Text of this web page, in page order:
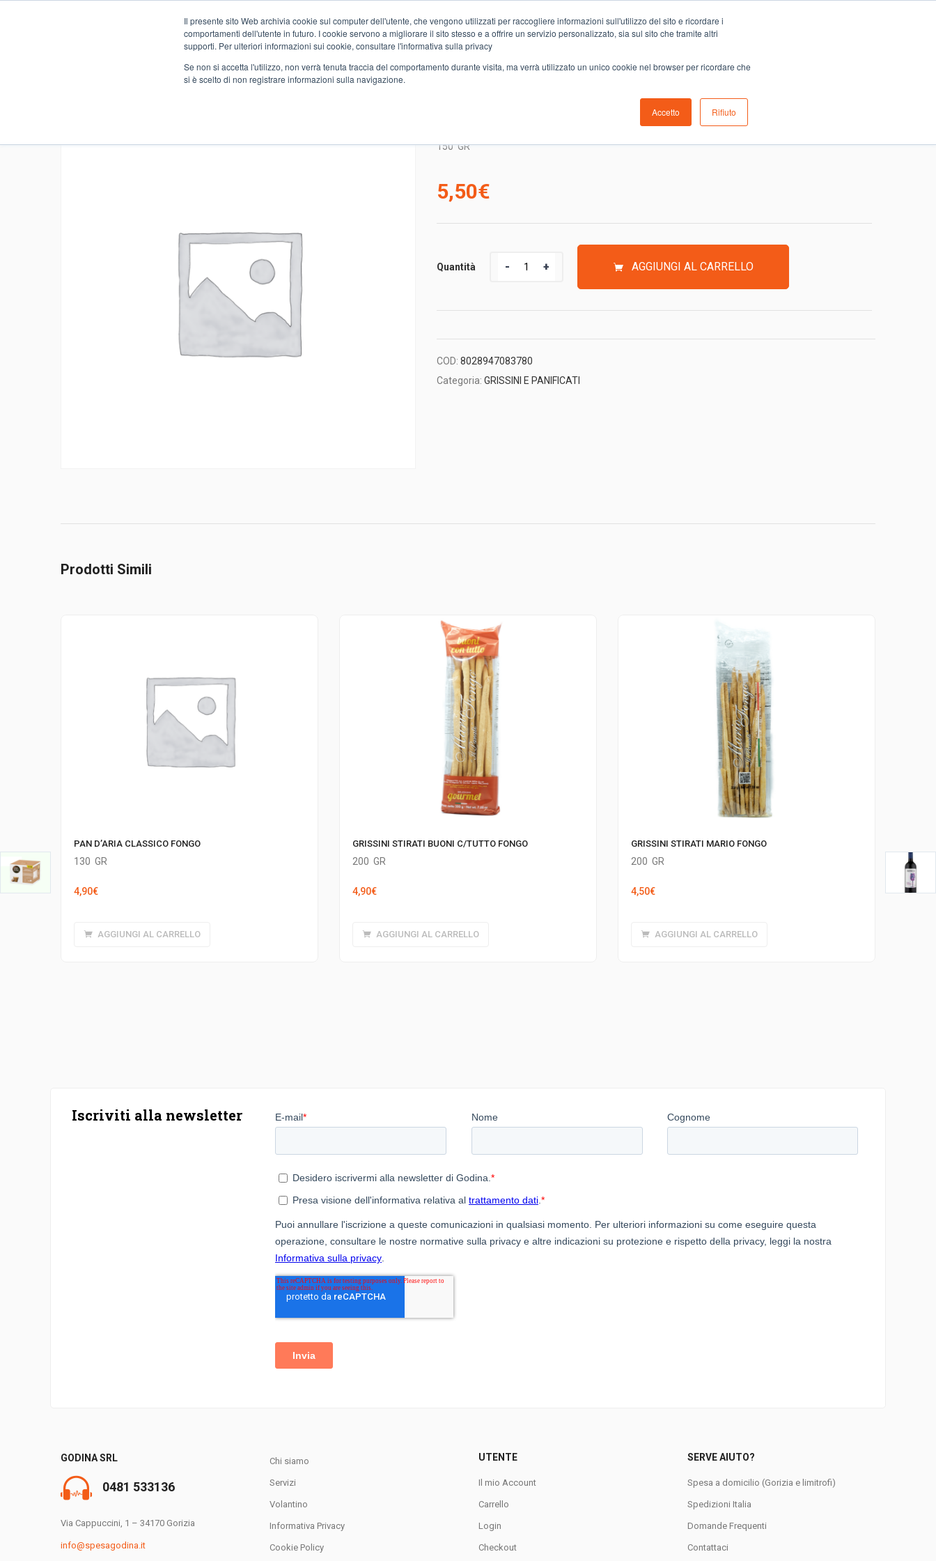
Il presente sito Web archivia cookie sul computer dell'utente, che vengono utilizzati per raccogliere informazioni sull'utilizzo del sito e ricordare i
comportamenti dell'utente in futuro. I cookie servono a migliorare il sito stesso e a offrire un servizio personalizzato, sia sul sito che tramite altri
supporti. Per ulteriori informazioni sui cookie, consultare l'informativa sulla privacy
Se non si accetta l'utilizzo, non verrà tenuta traccia del comportamento durante visita, ma verrà utilizzato un unico cookie nel browser per ricordare che
si è scelto di non registrare informazioni sulla navigazione.
Accetto Rifiuto
Novità Chi siamo Servizi Spesa online Carta Club A&O Volantino Serve aiuto?
GRISSINI E PANIFICATI LINGUE DI SUOCERA CIPOLLA TROPEA FONGO
LINGUE DI SUOCERA CIPOLLA TROPEA FONGO
150 GR
5,50€
Quantità AGGIUNGI AL CARRELLO
COD: 8028947083780
Categoria: GRISSINI E PANIFICATI
Prodotti Simili
PAN D’ARIA CLASSICO FONGO
130 GR
4,90€
AGGIUNGI AL CARRELLO
GRISSINI STIRATI BUONI C/TUTTO FONGO
200 GR
4,90€
AGGIUNGI AL CARRELLO
GRISSINI STIRATI MARIO FONGO
200 GR
4,50€
AGGIUNGI AL CARRELLO
Iscriviti alla newsletter
GODINA SRL
0481 533136
Via Cappuccini, 1 – 34170 Gorizia
info@spesagodina.it
Chi siamo
Servizi
Volantino
Informativa Privacy
Cookie Policy
UTENTE
Il mio Account
Carrello
Login
Checkout
SERVE AIUTO?
Spesa a domicilio (Gorizia e limitrofi)
Spedizioni Italia
Domande Frequenti
Contattaci